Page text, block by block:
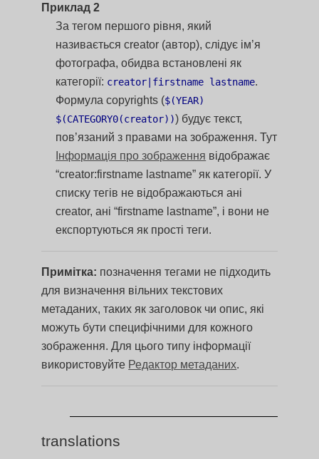
Приклад 2
За тегом першого рівня, який
називається creator (автор), слідує ім’я
фотографа, обидва встановлені як
категорії: creator|firstname lastname.
Формула copyrights ($(YEAR)
$(CATEGORY0(creator))) будує текст,
пов’язаний з правами на зображення. Тут
Інформація про зображення відображає
“creator:firstname lastname” як категорії. У
списку тегів не відображаються ані
creator, ані “firstname lastname”, і вони не
експортуються як прості теги.
Примітка: позначення тегами не підходить
для визначення вільних текстових
метаданих, таких як заголовок чи опис, які
можуть бути специфічними для кожного
зображення. Для цього типу інформації
використовуйте Редактор метаданих.
translations